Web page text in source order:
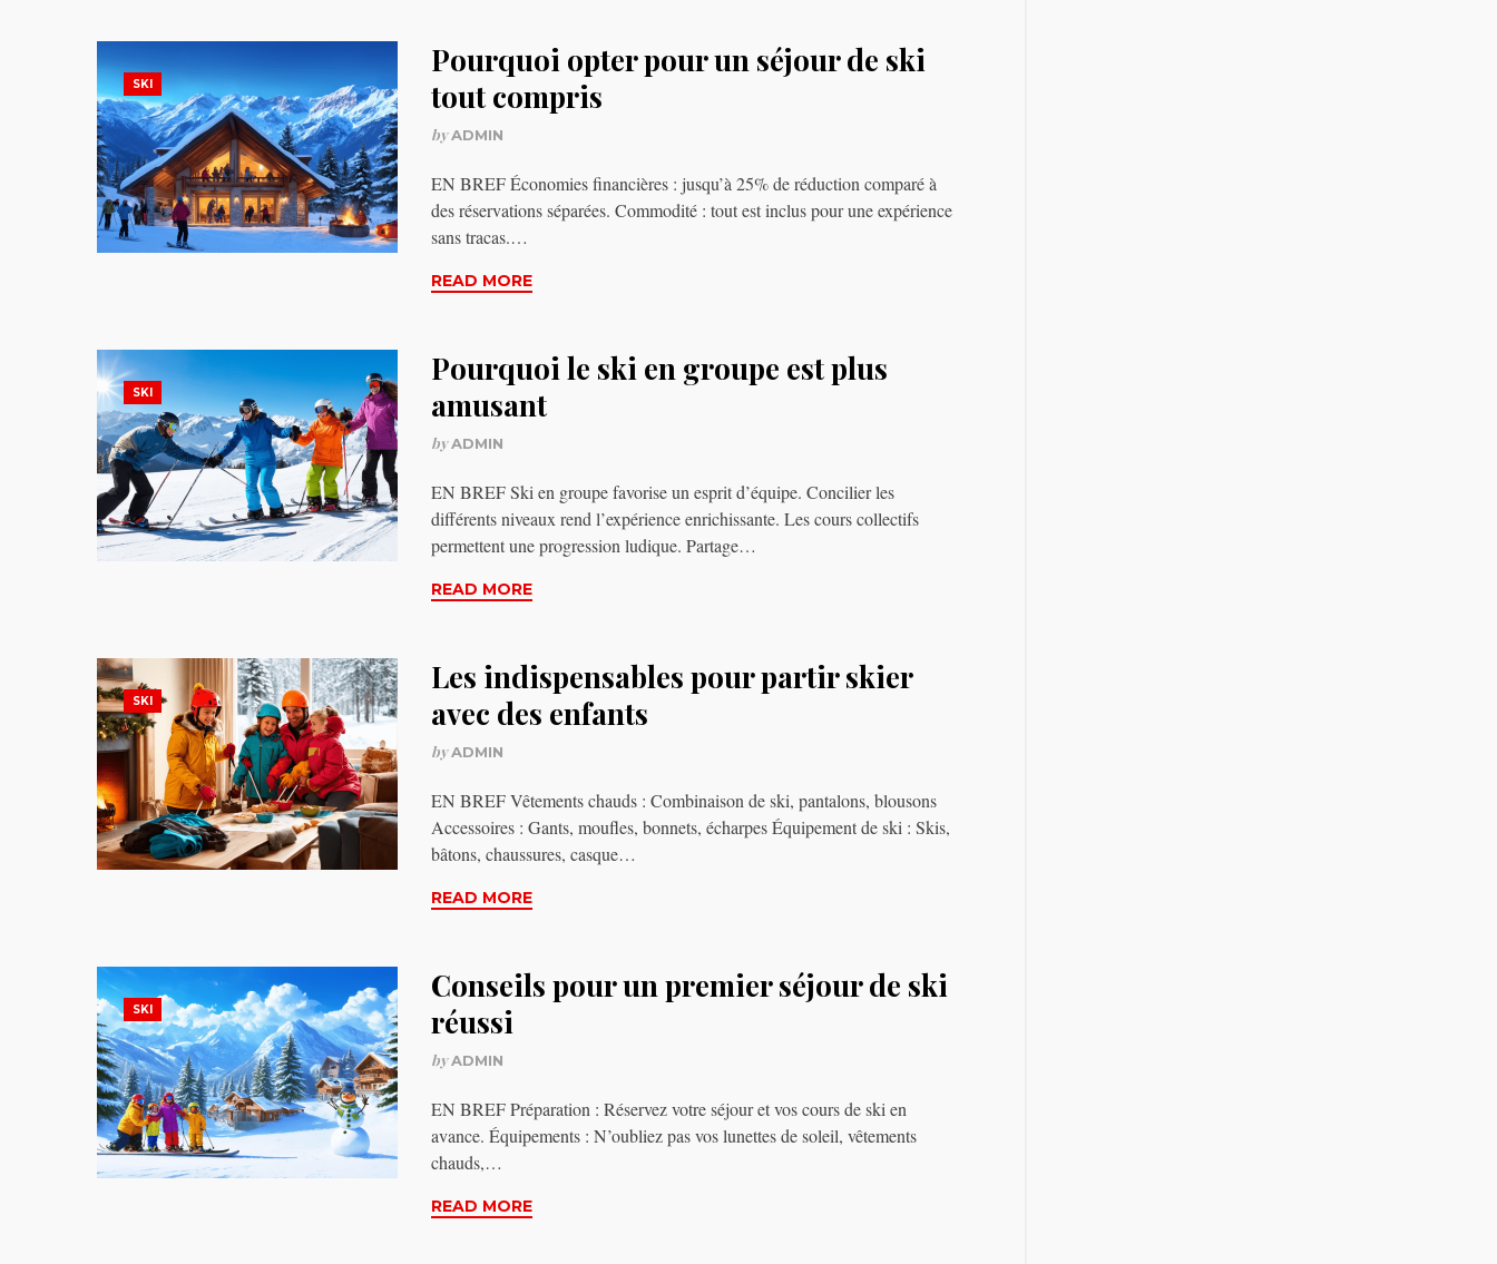
SKI
Pourquoi opter pour un séjour de ski
tout compris
byADMIN
EN BREF Économies financières : jusqu’à 25% de réduction comparé à
des réservations séparées. Commodité : tout est inclus pour une expérience
sans tracas.…
READ MORE
SKI
Pourquoi le ski en groupe est plus
amusant
byADMIN
EN BREF Ski en groupe favorise un esprit d’équipe. Concilier les
différents niveaux rend l’expérience enrichissante. Les cours collectifs
permettent une progression ludique. Partage…
READ MORE
SKI
Les indispensables pour partir skier
avec des enfants
byADMIN
EN BREF Vêtements chauds : Combinaison de ski, pantalons, blousons
Accessoires : Gants, moufles, bonnets, écharpes Équipement de ski : Skis,
bâtons, chaussures, casque…
READ MORE
SKI
Conseils pour un premier séjour de ski
réussi
byADMIN
EN BREF Préparation : Réservez votre séjour et vos cours de ski en
avance. Équipements : N’oubliez pas vos lunettes de soleil, vêtements
chauds,…
READ MORE